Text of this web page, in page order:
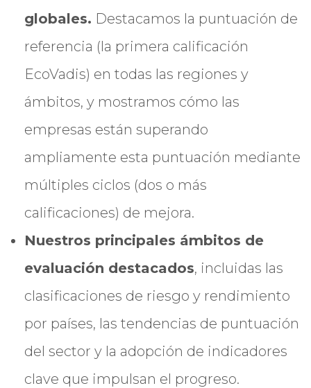
globales. Destacamos la puntuación de
referencia (la primera calificación
EcoVadis) en todas las regiones y
ámbitos, y mostramos cómo las
empresas están superando
ampliamente esta puntuación mediante
múltiples ciclos (dos o más
calificaciones) de mejora.
Nuestros principales ámbitos de
evaluación destacados, incluidas las
clasificaciones de riesgo y rendimiento
por países, las tendencias de puntuación
del sector y la adopción de indicadores
clave que impulsan el progreso.